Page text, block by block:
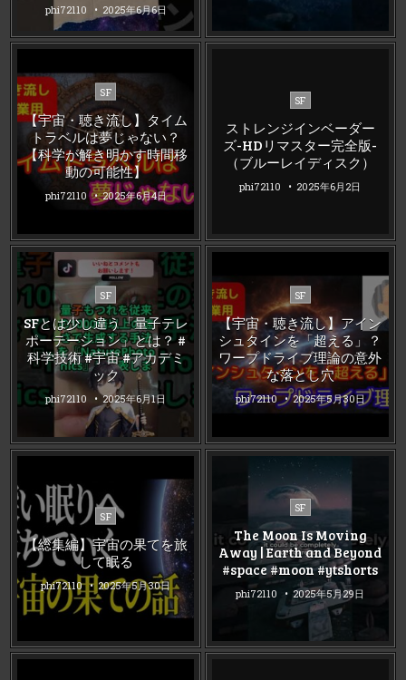
phi72110 2025年6月6日
Posted
in
SF
【宇宙・聴き流し】タイム
トラベルは夢じゃない？
【科学が解き明かす時間移
動の可能性】
phi72110 2025年6月4日
Posted
SF
ストレンジインベーダー
ズ-HDリマスター完全版-
（ブルーレイディスク）
phi72110 2025年6月2日
Posted
in
SF
SFとは少し違う「量子テレ
ポーテーション」とは？ #
科学技術 #宇宙 #アカデミ
ック
phi72110 2025年6月1日
Posted
in
SF
【宇宙・聴き流し】アイン
シュタインを「超える」？
ワープドライブ理論の意外
な落とし穴
phi72110 2025年5月30日
Posted
SF
【総集編】宇宙の果てを旅
して眠る
phi72110 2025年5月30日
Posted
in
SF
The Moon Is Moving
Away | Earth and Beyond
#space #moon #ytshorts
phi72110 2025年5月29日